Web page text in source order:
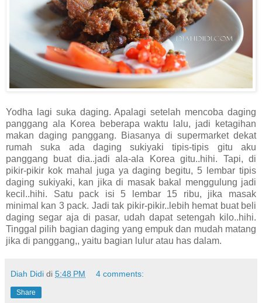
Yodha lagi suka daging. Apalagi setelah mencoba daging
panggang ala Korea beberapa waktu lalu, jadi ketagihan
makan daging panggang. Biasanya di supermarket dekat
rumah suka ada daging sukiyaki tipis-tipis gitu aku
panggang buat dia..jadi ala-ala Korea gitu..hihi. Tapi, di
pikir-pikir kok mahal juga ya daging begitu, 5 lembar tipis
daging sukiyaki, kan jika di masak bakal menggulung jadi
kecil..hihi. Satu pack isi 5 lembar 15 ribu, jika masak
minimal kan 3 pack. Jadi tak pikir-pikir..lebih hemat buat beli
daging segar aja di pasar, udah dapat setengah kilo..hihi.
Tinggal pilih bagian daging yang empuk dan mudah matang
jika di panggang,, yaitu bagian lulur atau has dalam.
Diah Didi di 5:48 PM 4 comments:
Share